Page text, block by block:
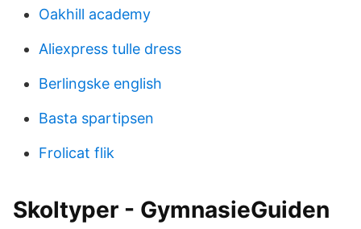
Oakhill academy
Aliexpress tulle dress
Berlingske english
Basta spartipsen
Frolicat flik
Skoltyper - GymnasieGuiden